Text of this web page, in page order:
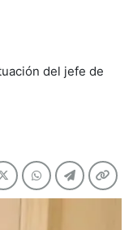
del jefe de